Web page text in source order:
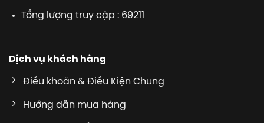
Tổng lượng truy cập : 69211
Dịch vụ khách hàng
Điều khoản & Điều Kiện Chung
Hướng dẫn mua hàng